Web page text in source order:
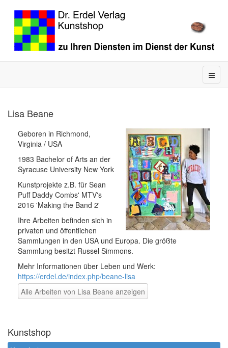
Lisa Beane
Geboren in Richmond,
Virginia / USA
1983 Bachelor of Arts an der
Syracuse University New York
Kunstprojekte z.B. für Sean
Puff Daddy Combs' MTV's
2016 'Making the Band 2'
Ihre Arbeiten befinden sich in
privaten und öffentlichen
Sammlungen in den USA und Europa. Die größte
Sammlung besitzt Russel Simmons.
Mehr Informationen über Leben und Werk:
https://erdel.de/index.php/beane-lisa
Alle Arbeiten von Lisa Beane anzeigen
Kunstshop